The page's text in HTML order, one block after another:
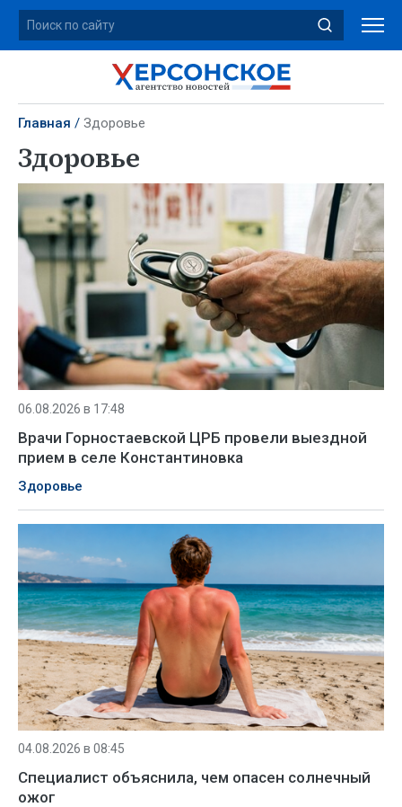
Главная Здоровье
Здоровье
06.08.2026 в 17:48
Врачи Горностаевской ЦРБ провели выездной
прием в селе Константиновка
Здоровье
04.08.2026 в 08:45
Специалист объяснила, чем опасен солнечный
ожог